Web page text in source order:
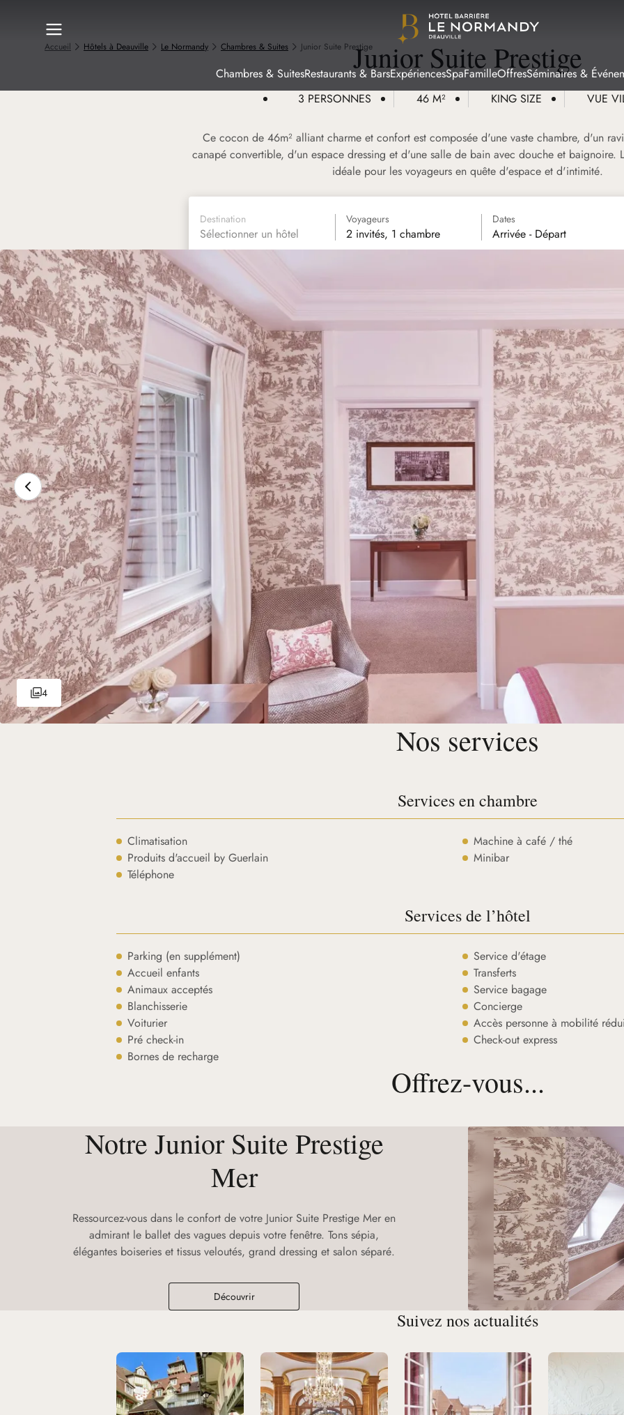
Chambres & SuitesRestaurants & BarsExpériencesSpaFamilleOffresSéminaires &
Accueil Hôtels à Deauville Le Normandy Chambres & Suites Junior Suite PrestigeJunior Suite Prestige
3 PERSONNES 46 M² KING SIZE VUE
Ce cocon de 46m² alliant charme et confort est composée d'une vaste chambre, d'un
canapé convertible, d'un espace dressing et d'une salle de bain avec douche et baignoire.
idéale pour les voyageurs en quête d'espace et d'intimité.
Destination
Sélectionner un hôtel
Voyageurs
2 invités, 1 chambre
Dates
Arrivée - Départ
4
Nos services
Services en chambre
Climatisation
Machine à café / thé
Produits d'accueil by Guerlain
Minibar
Téléphone
Services de l’hôtel
Parking (en supplément)
Service d'étage
Accueil enfants
Transferts
Animaux acceptés
Service bagage
Blanchisserie
Concierge
Voiturier
Accès personne à mobilité
Pré check-in
Check-out express
Bornes de recharge
Offrez-vous...
Notre Junior Suite Prestige
Mer
Ressourcez-vous dans le confort de votre Junior Suite Prestige Mer en
admirant le ballet des vagues depuis votre fenêtre. Tons sépia,
élégantes boiseries et tissus veloutés, grand dressing et salon séparé.
Découvrir
Suivez nos actualités